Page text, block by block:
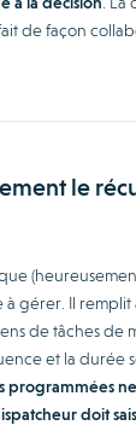
de façon
le
gérer. Il remplit
de tâches de
et la durée
programmées
doit